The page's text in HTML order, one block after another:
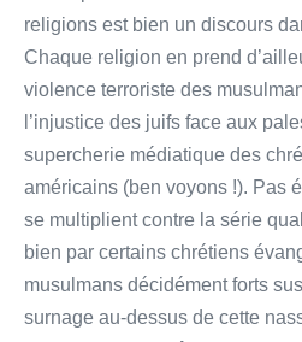
religions est bien un discours
Chaque religion en prend
violence terroriste des
l’injustice des juifs face aux
supercherie médiatique des
américains (ben voyons !). Pas
se multiplient contre la série
bien par certains chrétiens
musulmans décidément forts
surnage au-dessus de cette